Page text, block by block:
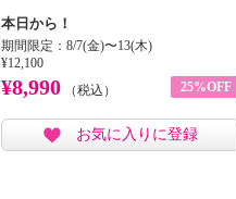
本日から！
期間限定：8/7(金)〜13(木)
¥12,100
¥8,990 （税込） 25%OFF
お気に入りに登録